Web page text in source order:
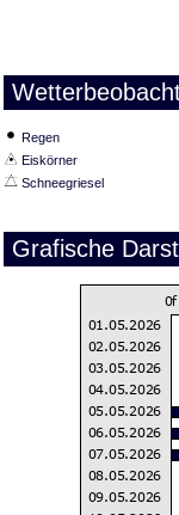
Regen
Eiskörner
Schneegriesel
Grafische